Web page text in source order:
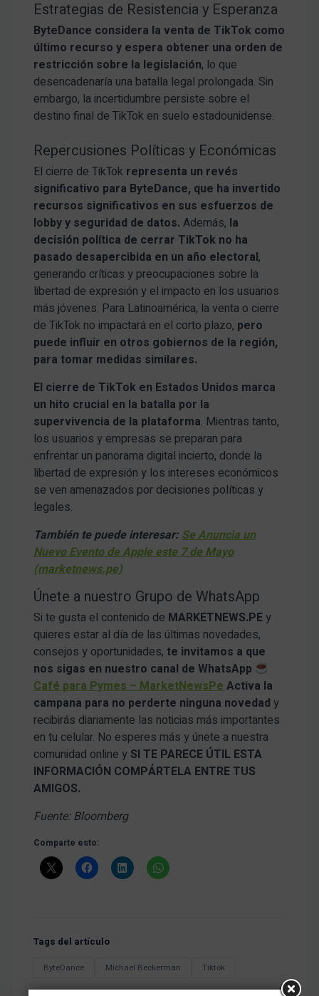
Estrategias de Resistencia y Esperanza
ByteDance considera la venta de TikTok como
último recurso y espera obtener una orden de
restricción sobre la legislación, lo que
desencadenaría una batalla legal prolongada. Sin
embargo, la incertidumbre persiste sobre el
destino final de TikTok en suelo estadounidense.
Repercusiones Políticas y Económicas
El cierre de TikTok representa un revés
significativo para ByteDance, que ha invertido
recursos significativos en sus esfuerzos de
lobby y seguridad de datos. Además, la
decisión política de cerrar TikTok no ha
pasado desapercibida en un año electoral,
generando críticas y preocupaciones sobre la
libertad de expresión y el impacto en los usuarios
más jóvenes. Para Latinoamérica, la venta o cierre
de TikTok no impactará en el corto plazo, pero
puede influir en otros gobiernos de la región,
para tomar medidas similares.
El cierre de TikTok en Estados Unidos marca
un hito crucial en la batalla por la
supervivencia de la plataforma. Mientras tanto,
los usuarios y empresas se preparan para
enfrentar un panorama digital incierto, donde la
libertad de expresión y los intereses económicos
se ven amenazados por decisiones políticas y
legales.
También te puede interesar:Se Anuncia un
Nuevo Evento de Apple este 7 de Mayo
(marketnews.pe)
Únete a nuestro Grupo de WhatsApp
Si te gusta el contenido de MARKETNEWS.PE y
quieres estar al día de las últimas novedades,
consejos y oportunidades, te invitamos a que
nos sigas en nuestro canal de WhatsApp
Café para Pymes – MarketNewsPeActiva la
campana para no perderte ninguna novedad y
recibirás diariamente las noticias más importantes
en tu celular. No esperes más y únete a nuestra
comunidad online y SI TE PARECE ÚTIL ESTA
INFORMACIÓN COMPÁRTELA ENTRE TUS
AMIGOS.
Fuente: Bloomberg
Comparte esto:
Tags del artículo
ByteDance Michael Beckerman Tiktok